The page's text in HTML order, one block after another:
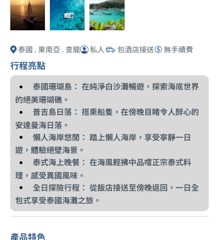
泰國 . 東南亞 . 查龍 私人 包酒店接送 無手續費
行程亮點
泰國珊瑚島： 在純淨白沙灘暢遊，探索海底世界
的絕美珊瑚礁。
普吉島日落： 搭乘船隻，在傍晚目睹令人醉心的
安達曼海日落。
懶人海岸悠閒： 踏上懶人海岸，享受寧靜一日
遊，體驗絕壁海景。
泰式海上晚餐： 在海風輕拂中品嚐正宗泰式料
理，感受異國風味。
全日探險行程： 從飯店接送至傍晚返回，一日全
包式享受泰國海灘之旅。
產品特色